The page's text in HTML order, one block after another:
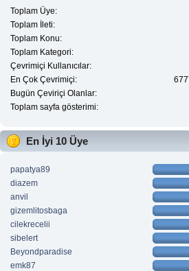
Toplam Üye:
Toplam İleti:
Toplam Konu:
Toplam Kategori:
Çevrimiçi Kullanıcılar:
En Çok Çevrimiçi:
Bugün Çeviriçi Olanlar:
Toplam sayfa gösterimi:
En İyi 10 Üye
papatya89
diazem
anvil
gizemlitosbaga
cilekrecelii
sibelert
Beyondparadise
emk87